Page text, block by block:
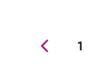
Prejšnja stran
1